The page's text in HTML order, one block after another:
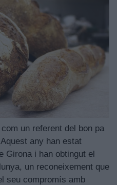
un referent del bon pa
any han estat
Girona i han obtingut el
un reconeixement que
seu compromís amb